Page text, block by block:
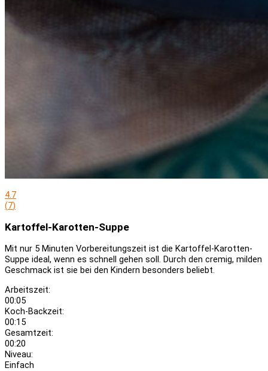
4.7
(7)
Kartoffel-Karotten-Suppe
Mit nur 5 Minuten Vorbereitungszeit ist die Kartoffel-Karotten-
Suppe ideal, wenn es schnell gehen soll. Durch den cremig, milden
Geschmack ist sie bei den Kindern besonders beliebt.
Arbeitszeit:
00:05
Koch-Backzeit:
00:15
Gesamtzeit:
00:20
Niveau:
Einfach